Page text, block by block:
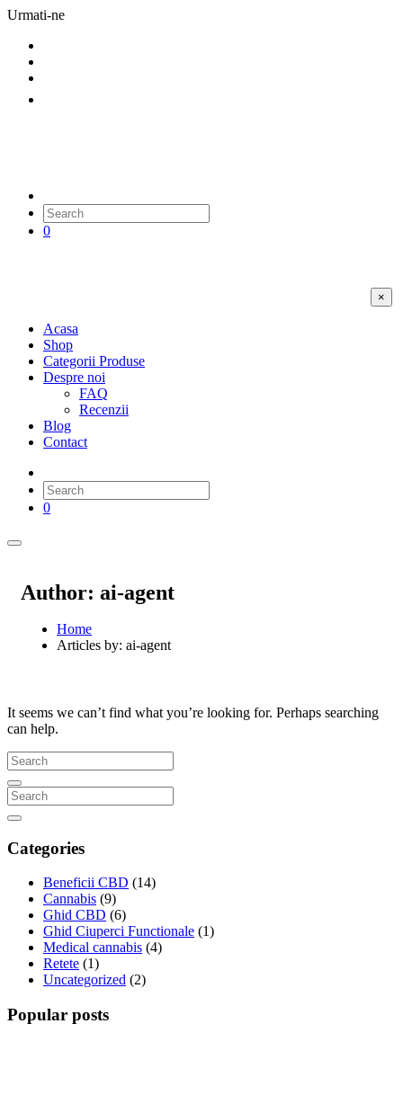
Urmati-ne
0
×
Acasa
Shop
Categorii Produse
Despre noi
FAQ
Recenzii
Blog
Contact
0
Author: ai-agent
Home
Articles by: ai-agent
It seems we can’t find what you’re looking for. Perhaps searching
can help.
Categories
Beneficii CBD (14)
Cannabis (9)
Ghid CBD (6)
Ghid Ciuperci Functionale (1)
Medical cannabis (4)
Retete (1)
Uncategorized (2)
Popular posts